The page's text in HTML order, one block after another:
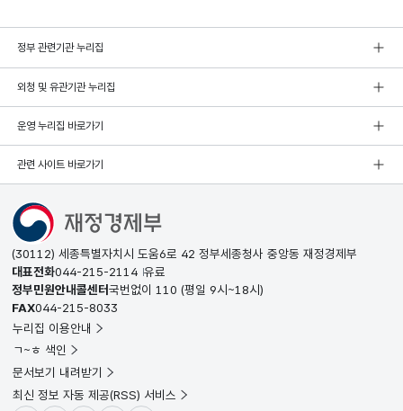
정부 관련기관 누리집
외청 및 유관기관 누리집
운영 누리집 바로가기
관련 사이트 바로가기
(30112) 세종특별자치시 도움6로 42 정부세종청사 중앙동 재정경제부
대표전화044-215-2114 유료
정부민원안내콜센터국번없이 110 (평일 9시~18시)
FAX044-215-8033
누리집 이용안내
ㄱ~ㅎ 색인
문서보기 내려받기
최신 정보 자동 제공(RSS) 서비스